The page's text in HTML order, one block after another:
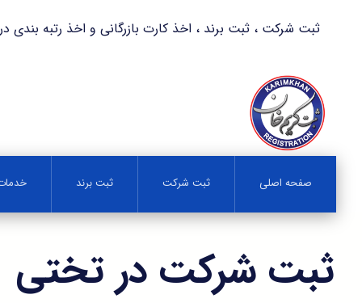
ثبت شرکت ، ثبت برند ، اخذ کارت بازرگانی و اخذ رتبه بندی در کمترین
صفحه اصلی ثبت شرکت ثبت برند
ثبت شرکت در تختی